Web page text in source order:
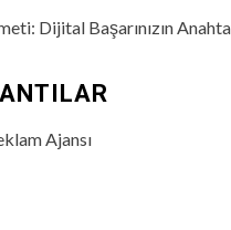
Dijital Başarınızın
Ajansı